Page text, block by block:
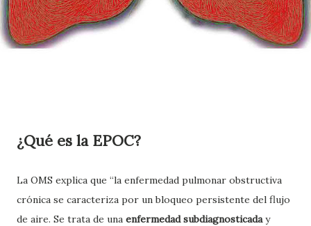
¿Qué es la EPOC?
La OMS explica que “la enfermedad pulmonar obstructiva
crónica se caracteriza por un bloqueo persistente del flujo
de aire. Se trata de una enfermedad subdiagnosticaday